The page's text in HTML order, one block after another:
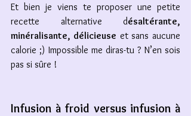
Et bien je viens te proposer une petite
recette alternative désaltérante,
minéralisante, délicieuse et sans aucune
calorie ;) Impossible me diras-tu ? N’en sois
pas si sûre !
Infusion à froid versus infusion à